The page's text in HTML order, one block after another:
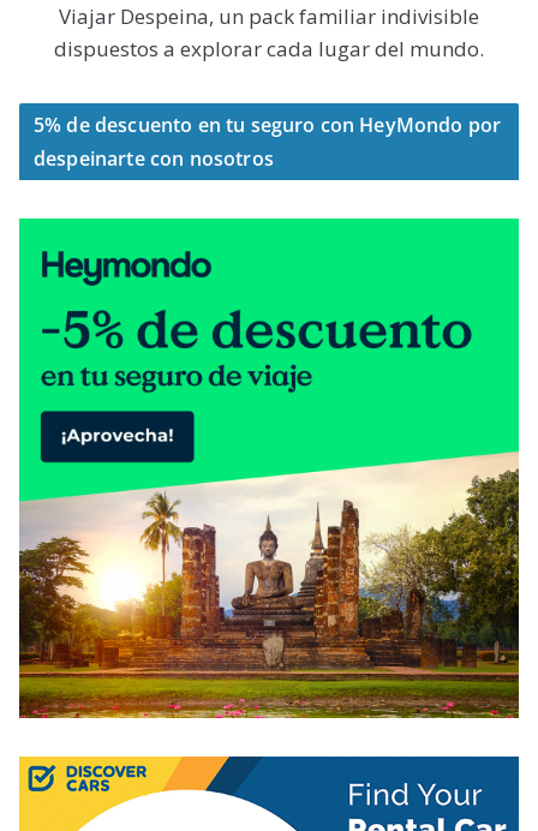
Viajar Despeina, un pack familiar indivisible
dispuestos a explorar cada lugar del mundo.
5% de descuento en tu seguro con HeyMondo por
despeinarte con nosotros